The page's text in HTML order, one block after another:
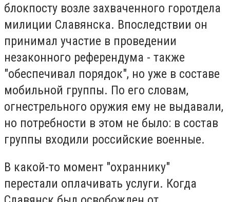
блокпосту возле захваченного горотдела
милиции Славянска. Впоследствии он
принимал участие в проведении
незаконного референдума - также
"обеспечивал порядок", но уже в составе
мобильной группы. По его словам,
огнестрельного оружия ему не выдавали,
но потребности в этом не было: в состав
группы входили российские военные.
В какой-то момент "охраннику"
перестали оплачивать услуги. Когда